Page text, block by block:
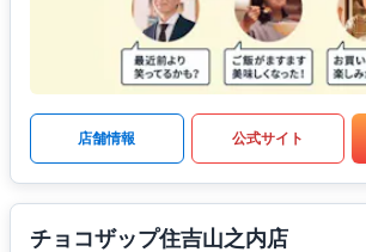
店舗情報 公式サイト
チョコザップ住吉山之内店